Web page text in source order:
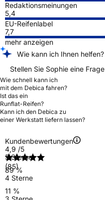
Redaktionsmeinungen
5,4
EU-Reifenlabel
7,7
mehr anzeigen
Wie kann ich Ihnen helfen?
Stellen Sie Sophie eine Frage
Wie schnell kann ich
mit dem Debica fahren?
Ist das ein
Runflat-Reifen?
Kann ich den Debica zu
einer Werkstatt liefern lassen?
Kundenbewertungen
4,9 /5
(85)
5 Sterne
89 %
4 Sterne
11 %